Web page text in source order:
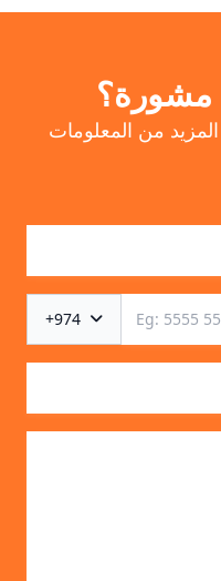
مشورة؟
من المعلومات
+974